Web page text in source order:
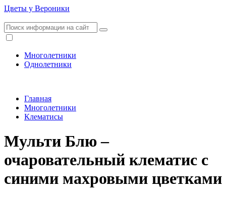
Цветы у Вероники
Многолетники
Однолетники
Главная
Многолетники
Клематисы
Мульти Блю –
очаровательный клематис с
синими махровыми цветками